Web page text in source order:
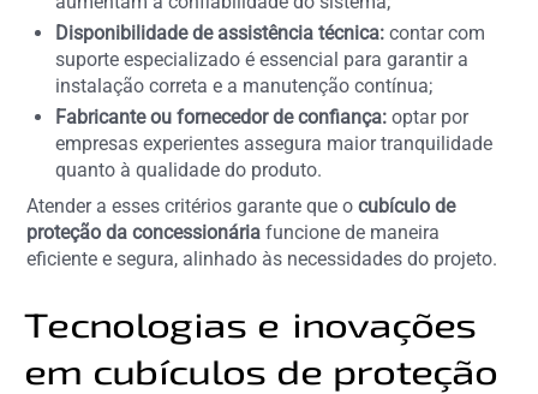
Disponibilidade de assistência técnica: contar com
suporte especializado é essencial para garantir a
instalação correta e a manutenção contínua;
Fabricante ou fornecedor de confiança: optar por
empresas experientes assegura maior tranquilidade
quanto à qualidade do produto.
Atender a esses critérios garante que ocubículo de
proteção da concessionária funcione de maneira
eficiente e segura, alinhado às necessidades do projeto.
Tecnologias e inovações
em cubículos de proteção